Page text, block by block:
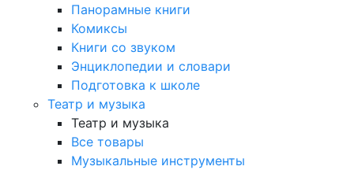
Панорамные книги
Комиксы
Книги со звуком
Энциклопедии и словари
Подготовка к школе
Театр и музыка
Театр и музыка
Все товары
Музыкальные инструменты